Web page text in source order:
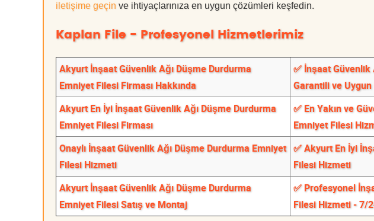
iletişime geçin ve ihtiyaçlarınıza en uygun çözümleri keşfedin.
Kaplan File - Profesyonel Hizmetlerimiz
Akyurt İnşaat Güvenlik Ağı Düşme Durdurma
Emniyet Filesi Firması Hakkında
✅ İnşaat Güvenlik
Garantili ve Uygun
Akyurt En İyi İnşaat Güvenlik Ağı Düşme Durdurma
Emniyet Filesi Firması
✅ En Yakın ve
Emniyet Filesi
Onaylı İnşaat Güvenlik Ağı Düşme Durdurma Emniyet
Filesi Hizmeti
✅ Akyurt En İyi
Filesi Hizmeti
Akyurt İnşaat Güvenlik Ağı Düşme Durdurma
Emniyet Filesi Satış ve Montaj
✅ Profesyonel
Filesi Hizmeti - 7/